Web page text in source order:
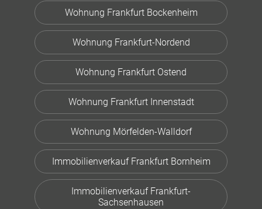
Wohnung Frankfurt Bockenheim
Wohnung Frankfurt-Nordend
Wohnung Frankfurt Ostend
Wohnung Frankfurt Innenstadt
Wohnung Mörfelden-Walldorf
Immobilienverkauf Frankfurt Bornheim
Immobilienverkauf Frankfurt-
Sachsenhausen